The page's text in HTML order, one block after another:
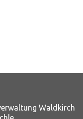
Waldkirch